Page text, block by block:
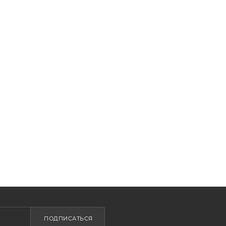
ПОДПИСАТЬСЯ